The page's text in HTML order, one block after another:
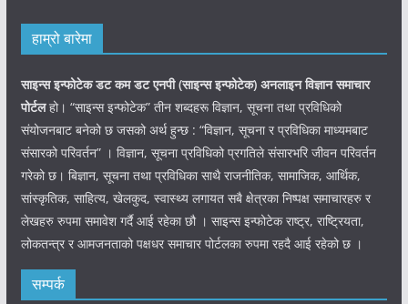
हाम्रो बारेमा
साइन्स इन्फोटेक डट कम डट एनपी (साइन्सइन्फोटेक) अनलाइन विज्ञान समाचार
पोर्टलहो। “साइन्स इन्फोटेक” तीन शब्दहरू विज्ञान, सूचना तथा प्रविधिको
संयोजनबाट बनेको छ जसको अर्थ हुन्छ : “विज्ञान, सूचना र प्रविधिका माध्यमबाट
संसारको परिवर्तन” । विज्ञान, सूचना प्रविधिको प्रगतिले संसारभरि जीवन परिवर्तन
गरेको छ। बिज्ञान, सूचना तथा प्रविधिका साथै राजनीतिक, सामाजिक, आर्थिक,
सांस्कृतिक, साहित्य, खेलकुद, स्वास्थ्य लगायत सबै क्षेत्रका निष्पक्ष समाचारहरु र
लेखहरु रुपमा समावेश गर्दै आई रहेका छौ । साइन्स इन्फोटेक राष्ट्र, राष्ट्रियता,
लोकतन्त्र र आमजनताको पक्षधर समाचार पोर्टलका रुपमा रहदै आई रहेको छ ।
सम्पर्क